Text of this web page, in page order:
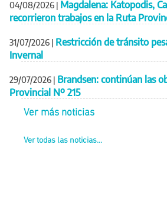
04/08/2026 | Magdalena: Katopodis,
recorrieron trabajos en la Ruta
31/07/2026 | Restricción de tránsito
Invernal
29/07/2026 | Brandsen: continúan las
Provincial Nº 215
Ver más noticias
Ver todas las noticias...